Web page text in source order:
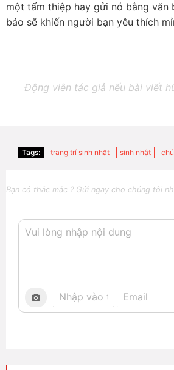
một tấm thiệp hay gửi nó bằng văn
bảo sẽ khiến người bạn yêu thích
Động viên tác giả nếu bài viết
Tags: trang trí sinh nhật sinh nhật
Bạn có thắc mắc ? Gửi ngay cho chúng tôi